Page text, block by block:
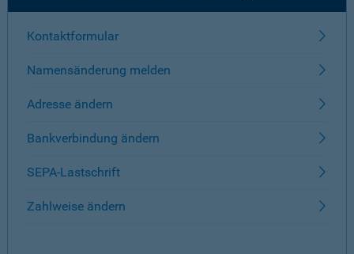
Kontaktformular
Namensänderung melden
Adresse ändern
Bankverbindung ändern
SEPA-Lastschrift
Zahlweise ändern